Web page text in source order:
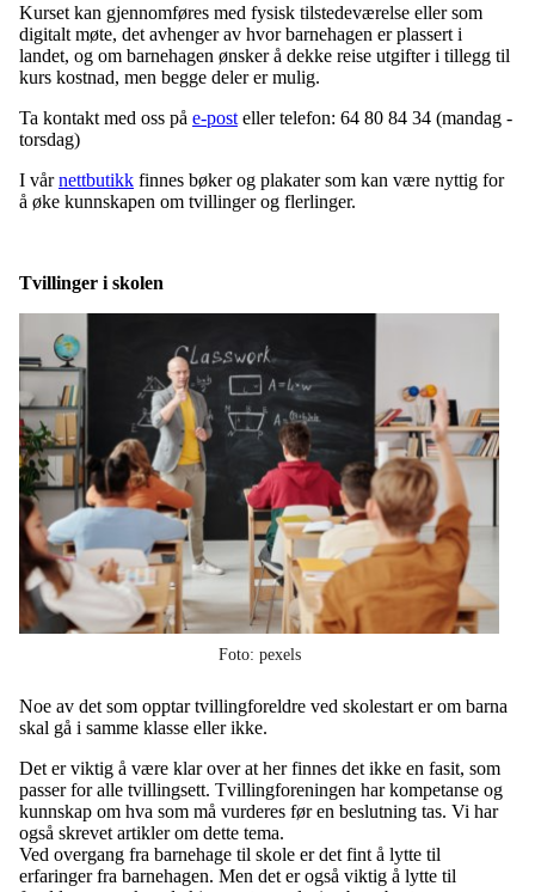
Kurset kan gjennomføres med fysisk tilstedeværelse eller som
digitalt møte, det avhenger av hvor barnehagen er plassert i
landet, og om barnehagen ønsker å dekke reise utgifter i tillegg til
kurs kostnad, men begge deler er mulig.
Ta kontakt med oss på e-post eller telefon: 64 80 84 34 (mandag -
torsdag)
I vårnettbutikk finnes bøker og plakater som kan være nyttig for
å øke kunnskapen om tvillinger og flerlinger.
Tvillinger i skolen
Foto: pexels
Noe av det som opptar tvillingforeldre ved skolestart er om barna
skal gå i samme klasse eller ikke.
Det er viktig å være klar over at her finnes det ikke en fasit, som
passer for alle tvillingsett. Tvillingforeningen har kompetanse og
kunnskap om hva som må vurderes før en beslutning tas. Vi har
også skrevet artikler om dette tema.
Ved overgang fra barnehage til skole er det fint å lytte til
erfaringer fra barnehagen. Men det er også viktig å lytte til